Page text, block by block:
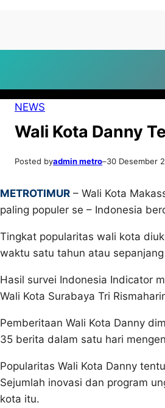
konten
content
NEWS
Wali Kota Danny
Posted byadmin metro–30 Desember
METROTIMUR – Wali Kota
paling populer se – Indonesia
Tingkat popularitas wali kota
waktu satu tahun atau
Hasil survei Indonesia Indicator
Wali Kota Surabaya Tri
Pemberitaan Wali Kota Danny
35 berita dalam satu hari
Popularitas Wali Kota Danny
Sejumlah inovasi dan program
kota itu.